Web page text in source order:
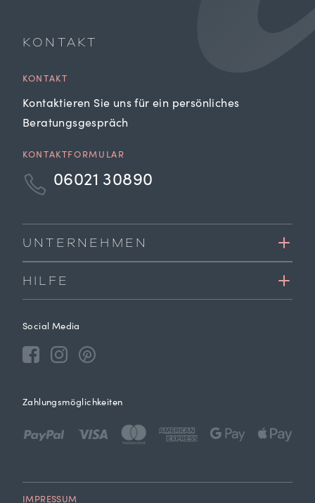
KONTAKT
KONTAKT
Kontaktieren Sie uns für ein persönliches
Beratungsgespräch
KONTAKTFORMULAR
06021 30890
UNTERNEHMEN
HILFE
Social Media
Zahlungsmöglichkeiten
IMPRESSUM